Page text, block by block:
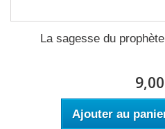
La sagesse du
Ajouter au